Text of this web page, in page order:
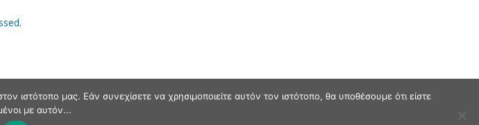
ιστότοπο μας. Εάν συνεχίσετε να χρησιμοποιείτε αυτόν τον ιστότοπο, θα υποθέσουμε ότι είστε
με αυτόν...